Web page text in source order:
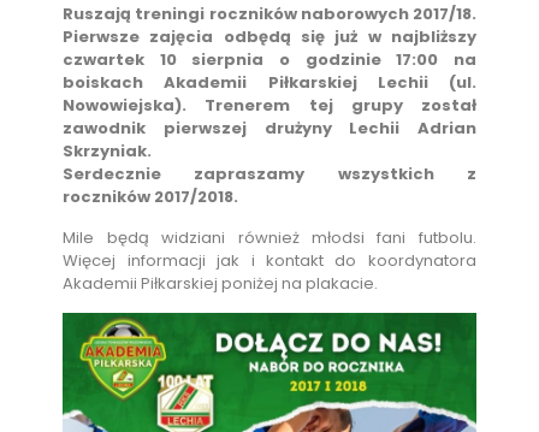
Ruszają treningi roczników naborowych 2017/18.
Pierwsze zajęcia odbędą się już w najbliższy
czwartek 10 sierpnia o godzinie 17:00 na
boiskach Akademii Piłkarskiej Lechii (ul.
Nowowiejska). Trenerem tej grupy został
zawodnik pierwszej drużyny Lechii Adrian
Skrzyniak.
Serdecznie zapraszamy wszystkich z
roczników 2017/2018.
Mile będą widziani również młodsi fani futbolu.
Więcej informacji jak i kontakt do koordynatora
Akademii Piłkarskiej poniżej na plakacie.